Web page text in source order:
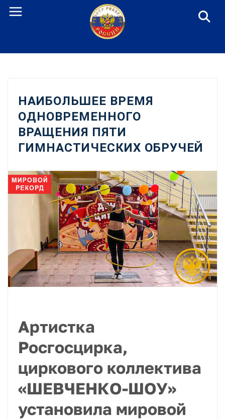
Перейти
НАИБОЛЬШЕЕ ВРЕМЯ
ОДНОВРЕМЕННОГО
ВРАЩЕНИЯ ПЯТИ
ГИМНАСТИЧЕСКИХ ОБРУЧЕЙ
Артистка
Росгосцирка,
циркового коллектива
«ШЕВЧЕНКО-ШОУ»
установила мировой